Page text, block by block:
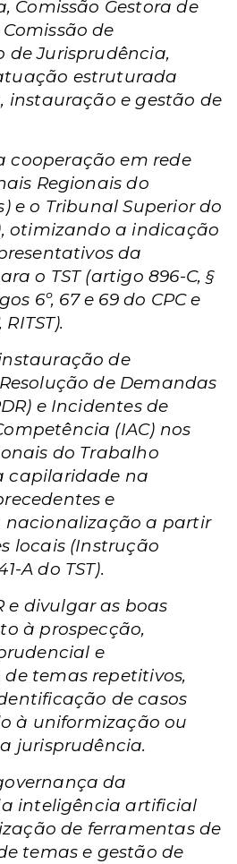
Comissão Gestora de
de
de Jurisprudência,
estruturada
instauração e gestão de
a cooperação em rede
Regionais do
e o Tribunal Superior do
otimizando a indicação
da
o TST (artigo 896-C, §
6º, 67 e 69 do CPC e
instauração de
de Demandas
e Incidentes de
(IAC) nos
do Trabalho
capilaridade na
e
nacionalização a partir
locais (Instrução
A do TST).
e divulgar as boas
à prospecção,
e
temas repetitivos,
de casos
à uniformização ou
jurisprudência.
da
inteligência artificial
de ferramentas de
temas e gestão de